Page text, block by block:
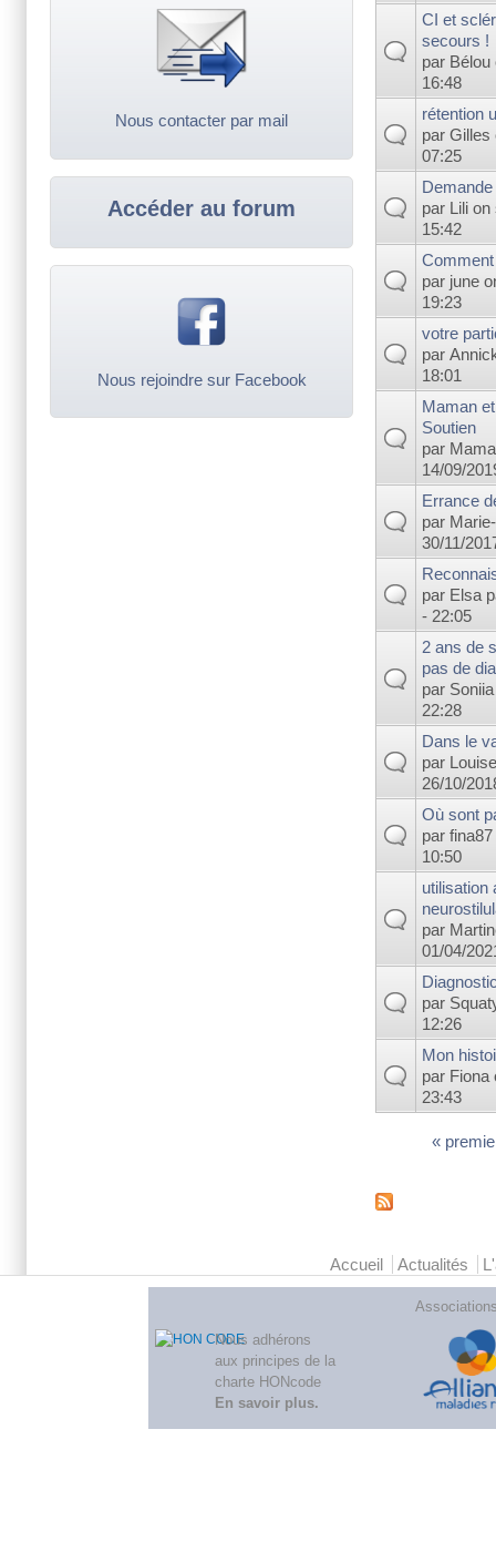
CI et
secours !
par Bélou
16:48
rétention
par Gilles
07:25
par Lilion
15:42
par june
19:23
votre
par
18:01
Maman
Soutien
par
14/09/
Errance
par
30/11/
par Elsa
- 22:05
2 ans de
pas de
par Soniia
22:28
Dans le
par
26/10/
Où sont
par fina87
10:50
utilisation
par
01/04/
par
12:26
Mon
par Fiona
23:43
Pages
«
Nous contacter par mail
Accéder au forum
Nous rejoindre sur Facebook
Accueil Actualités
Nous adhérons
aux principes de la
charte HONcode
En savoir plus.